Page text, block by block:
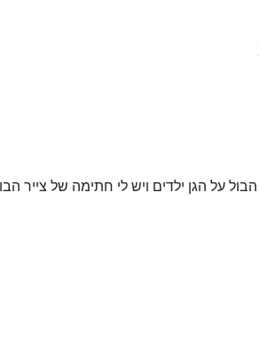
על הגן ילדים ויש לי חתימה של צייר